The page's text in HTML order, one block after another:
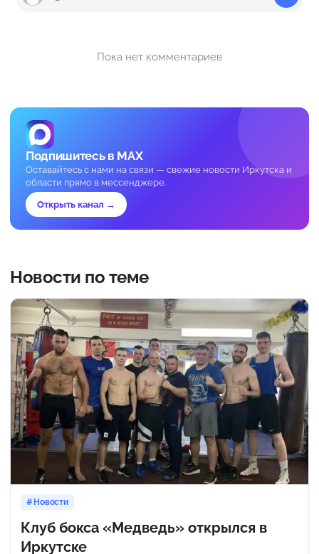
Пока нет комментариев
Подпишитесь в MAX
Оставайтесь с нами на связи — свежие новости Иркутска и
области прямо в мессенджере.
Открыть канал →
Новости по теме
Новости
Клуб бокса «Медведь» открылся в
Иркутске